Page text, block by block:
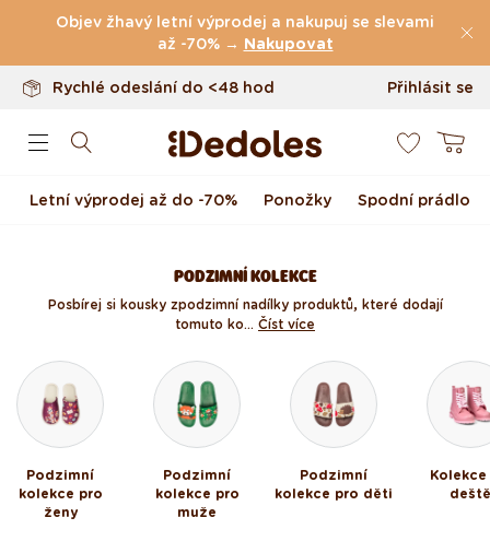
Přejít k obsahu
Objev žhavý letní výprodej a nakupuj se slevami
až -70% → Nakupovat
Originální design navržený u nás
Rychlé odeslání do <48 hod Přihlásit se
Košík
Letní výprodej až do -70% Ponožky Spodní prádlo
PODZIMNÍ KOLEKCE
Posbírej si kousky z podzimní nadílky produktů, které dodají
tomuto ko... Číst více
Podzimní
kolekce pro
ženy
Podzimní
kolekce pro
muže
Podzimní
kolekce pro děti
deště